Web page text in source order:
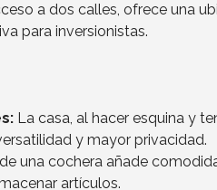
a dos calles, ofrece una
para inversionistas.
La casa, al hacer esquina y
y mayor privacidad.
una cochera añade
artículos.